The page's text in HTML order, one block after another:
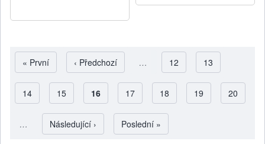
Pagination
First page
« První Předchozí stránka
‹ Předchozí … Strana
12 Strana
13
Strana
14 Strana
15 Aktuální stránka
16 Strana
17 Strana
18 Strana
19 Strana
20
… Následující stránka
Následující › Poslední stránka
Poslední »